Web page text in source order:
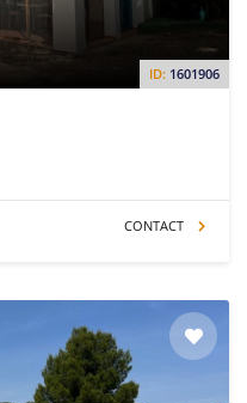
ID: 1601906
CONTACT